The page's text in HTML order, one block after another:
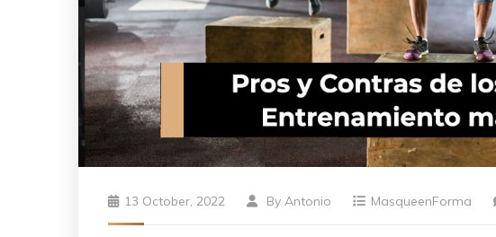
13 October, 2022 By Antonio MasqueenForma